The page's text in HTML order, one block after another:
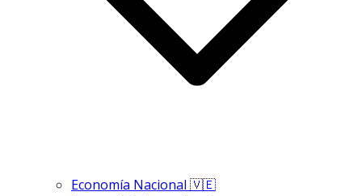
Economía Nacional 🇻🇪